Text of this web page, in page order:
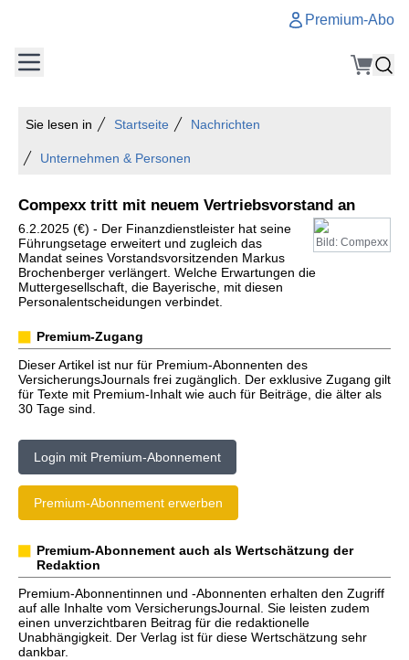
Premium-Abo
Sie lesen in Startseite Nachrichten
Unternehmen & Personen
Compexx tritt mit neuem Vertriebsvorstand an
Bild: Compexx
6.2.2025 (€) - Der Finanzdienstleister hat seine
Führungsetage erweitert und zugleich das
Mandat seines Vorstandsvorsitzenden Markus
Brochenberger verlängert. Welche Erwartungen die
Muttergesellschaft, die Bayerische, mit diesen
Personalentscheidungen verbindet.
Premium-Zugang
Dieser Artikel ist nur für Premium-Abonnenten des
VersicherungsJournals frei zugänglich. Der exklusive Zugang gilt
für Texte mit Premium-Inhalt wie auch für Beiträge, die älter als
30 Tage sind.
Login mit Premium-Abonnement
Premium-Abonnement erwerben
Premium-Abonnement auch als Wertschätzung der
Redaktion
Premium-Abonnentinnen und -Abonnenten erhalten den Zugriff
auf alle Inhalte vom VersicherungsJournal. Sie leisten zudem
einen unverzichtbaren Beitrag für die redaktionelle
Unabhängigkeit. Der Verlag ist für diese Wertschätzung sehr
dankbar.